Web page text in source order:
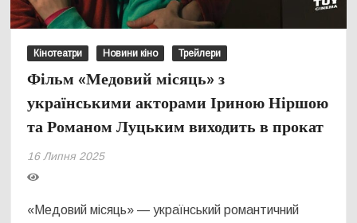
Кінотеатри Новини кіно Трейлери
Фільм «Медовий місяць» з
українськими акторами Іриною Ніршою
та Романом Луцьким виходить в прокат
16 Липня 2025
«Медовий місяць» — український романтичний